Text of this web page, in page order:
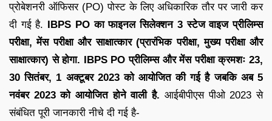
प्रोबेशनरी ऑफिसर (PO) पोस्ट के लिए अधिकारिक तौर पर जारी कर
दी गई है. IBPS PO का फाइनल सिलेक्शन 3 स्टेज वाइज प्रीलिम्स
परीक्षा, मेंस परीक्षा और साक्षात्कार (प्रारंभिक परीक्षा, मुख्य परीक्षा और
साक्षात्कार) से होगा. IBPS PO प्रीलिम्स और मेंस परीक्षा क्रमशः 23,
30 सितंबर, 1 अक्टूबर 2023 को आयोजित की गई है जबकि अब 5
नवंबर 2023 को आयोजित होने वाली है. आईबीपीएस पीओ 2023 से
संबंधित पूरी जानकारी नीचे दी गई है-